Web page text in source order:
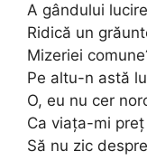
A gândului
Ridică un
Mizeriei
Pe altu-n astă
O, eu nu cer
Ca viaţa-mi
Să nu zic